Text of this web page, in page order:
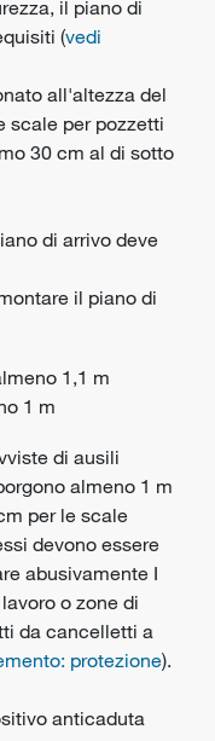
il piano di
(vedi
all'altezza del
scale per pozzetti
30 cm al di sotto
di arrivo deve
il piano di
1,1 m
1 m
di ausili
almeno 1 m
per le scale
devono essere
abusivamente I
o zone di
da cancelletti a
protezione).
anticaduta